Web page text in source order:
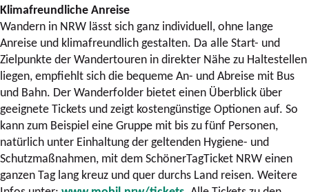
Klimafreundliche Anreise
Wandern in NRW lässt sich ganz individuell, ohne lange
Anreise und klimafreundlich gestalten. Da alle Start- und
Zielpunkte der Wandertouren in direkter Nähe zu Haltestellen
liegen, empfiehlt sich die bequeme An- und Abreise mit Bus
und Bahn. Der Wanderfolder bietet einen Überblick über
geeignete Tickets und zeigt kostengünstige Optionen auf. So
kann zum Beispiel eine Gruppe mit bis zu fünf Personen,
natürlich unter Einhaltung der geltenden Hygiene- und
Schutzmaßnahmen, mit dem SchönerTagTicket NRW einen
ganzen Tag lang kreuz und quer durchs Land reisen. Weitere